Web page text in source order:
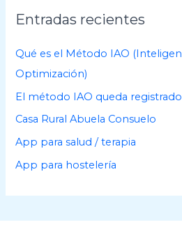
i
o
s
Entradas recientes
Qué es el Método IAO
Optimización)
El método IAO queda
Casa Rural Abuela Consuelo
App para salud / terapia
App para hostelería